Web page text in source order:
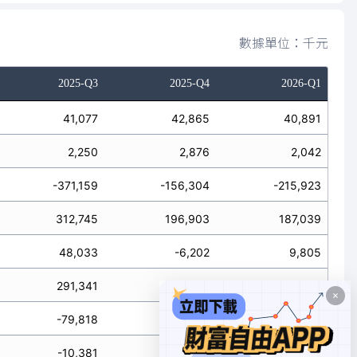
數據單位：千元
2025-Q3 2025-Q4 2026-Q1
41,077 42,865 40,891
2,250 2,876 2,042
-371,159 -156,304 -215,923
312,745 196,903 187,039
48,033 -6,202 9,805
291,341 -47,090
-79,818 -203,394 -243,005
-10,381 34,397 -19,079